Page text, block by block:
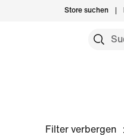
Store suchen
Filter verbergen